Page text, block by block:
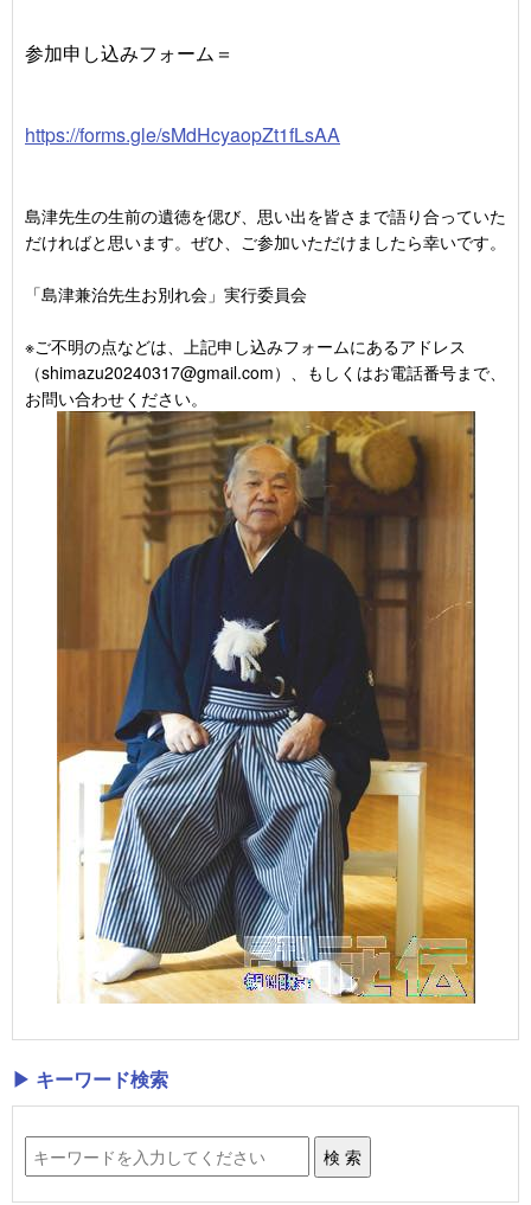
参加申し込みフォーム＝
https://forms.gle/sMdHcyaopZt1fLsAA
島津先生の生前の遺徳を偲び、思い出を皆さまで語り合っていた
だければと思います。ぜひ、ご参加いただけましたら幸いです。
「島津兼治先生お別れ会」実行委員会
※ご不明の点などは、上記申し込みフォームにあるアドレス
（shimazu20240317@gmail.com）、もしくはお電話番号まで、
お問い合わせください。
▶ キーワード検索